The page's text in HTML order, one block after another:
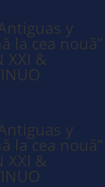
y
la cea nouă”
XXI &
y
la cea nouă”
XXI &